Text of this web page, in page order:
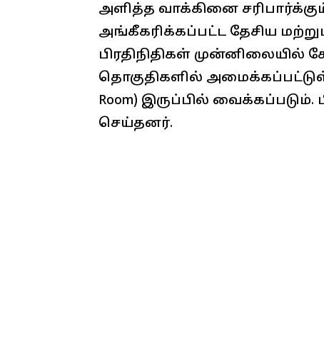
அளித்த வாக்கினை
அங்கீகரிக்கப்பட்ட தேசிய
பிரதிநிதிகள் முன்னிலையில்
தொகுதிகளில்
Room) இருப்பில்
செய்தனர்.